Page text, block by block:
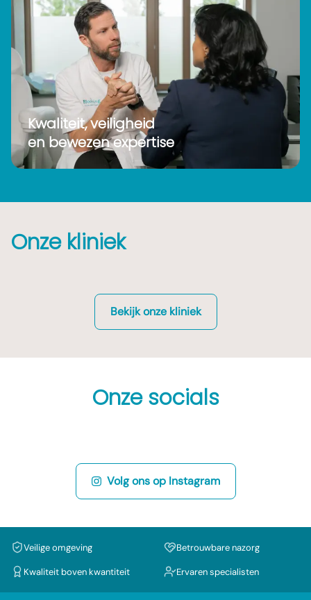
Kwaliteit, veiligheid
en bewezen expertise
Onze kliniek
Bekijk onze kliniek
Onze socials
Volg ons op Instagram
Veilige omgeving Betrouwbare nazorg
Kwaliteit boven kwantiteit Ervaren specialisten